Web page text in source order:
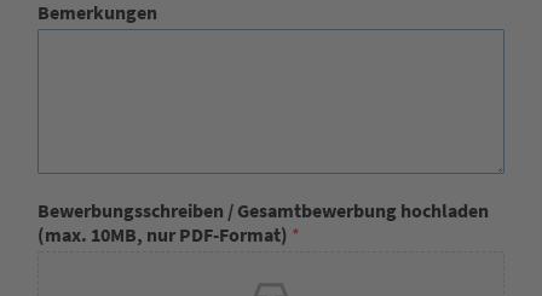
Bemerkungen
Bewerbungsschreiben / Gesamtbewerbung hochladen
(max. 10MB, nur PDF-Format) *